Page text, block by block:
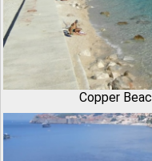
Copper